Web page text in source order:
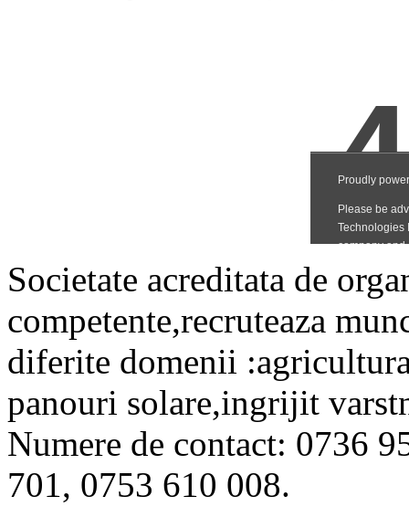
Societate acreditata de
competente,recruteaza
diferite domenii
panouri solare,ingrijit
Numere de contact: 0736
701, 0753 610 008.